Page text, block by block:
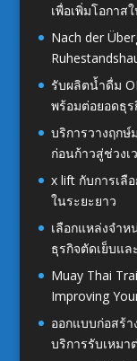
เพื่อเพิ่มโอกาส
Nach der
รับผลิตน้ำดื่ม
พร้อมต่อยอดธุร
บริการวางฤกษ์
ก่อนก้าวสู่ช่วง
x lift กับการเลื
ในระยะยาว
เลือกแหล่งจำ
ธุรกิจตัดเย็บแ
Muay Thai
Improving
ออกแบบก่อสร้
บริการรับเหมา